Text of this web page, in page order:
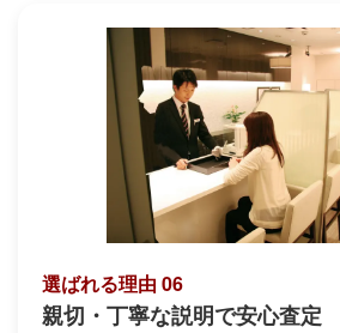
選ばれる理由 06
親切・丁寧な説明で安心査定